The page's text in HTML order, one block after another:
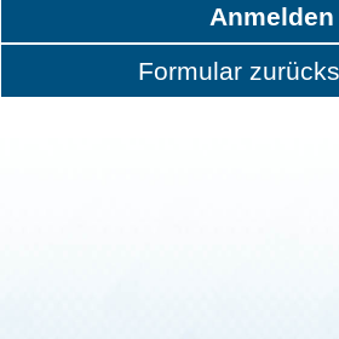
Anmelden
Formular